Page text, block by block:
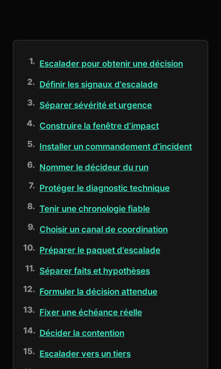
Escalader pour obtenir une décision
Définir les signaux d’escalade
Séparer sévérité et urgence
Construire la fenêtre d’impact
Installer un commandement d’incident
Nommer le décideur du run
Protéger le diagnostic technique
Tenir une chronologie fiable
Choisir un canal de coordination
Préparer le paquet d’escalade
Séparer faits et hypothèses
Formuler la décision attendue
Fixer une échéance réelle
Décider la contention
Escalader vers un tiers